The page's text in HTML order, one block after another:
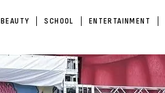
BEAUTY SCHOOL ENTERTAINMENT